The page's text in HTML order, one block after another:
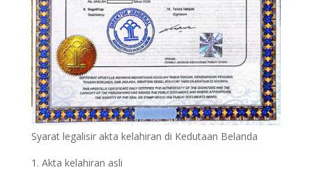
Syarat legalisir akta kelahiran di Kedutaan Belanda
Akta kelahiran asli